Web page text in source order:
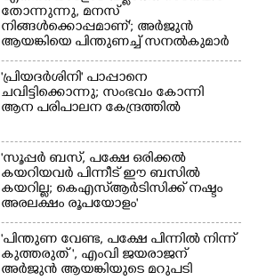
തോന്നുന്നു, മനസ്
നിങ്ങൾക്കൊപ്പമാണ്'; അർജുൻ
ആയങ്കിയെ പിന്തുണച്ച് സനൽകുമാർ
'പ്രിയദർശിനി' പാപ്പാനെ
ചവിട്ടിക്കൊന്നു; സംഭവം കോന്നി
ആന പരിപാലന കേന്ദ്രത്തിൽ
'സൂപ്പർ ബസ്, പക്ഷേ ഒരിക്കൽ
കയറിയവർ പിന്നീട് ഈ ബസിൽ
കയറില്ല; കെഎസ്ആർടിസിക്ക് നഷ്ടം
അരലക്ഷം രൂപയോളം'
"പിന്തുണ വേണ്ട,​ പക്ഷേ പിന്നിൽ നിന്ന്
കുത്തരുത് ", എംവി ജയരാജന്
അർജുൻ ആയങ്കിയുടെ മറുപടി